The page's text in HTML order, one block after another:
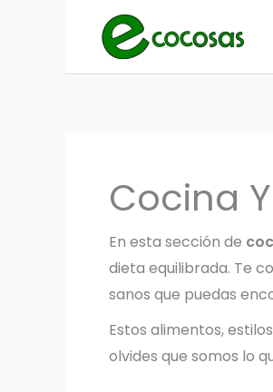
Cocina
En esta sección de
dieta equilibrada. Te
sanos que puedas
Estos alimentos,
olvides que somos lo